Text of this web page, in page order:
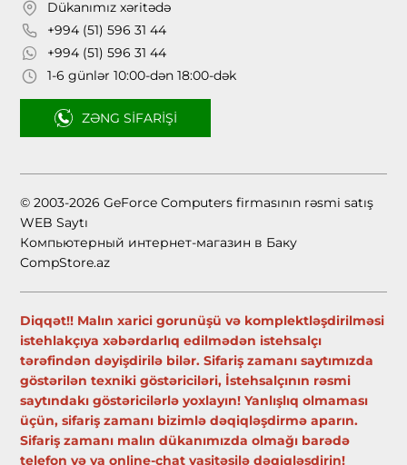
Dükanımız xəritədə
+994 (51) 596 31 44
+994 (51) 596 31 44
1-6 günlər 10:00-dən 18:00-dək
ZƏNG SIFARIŞI
© 2003-2026 GeForce Computers firmasının rəsmi satış
WEB Saytı
Компьютерный интернет-магазин в Баку
CompStore.az
Diqqət!! Malın xarici gorunüşü və komplektləşdirilməsi
istehlakçıya xəbərdarlıq edilmədən istehsalçı
tərəfindən dəyişdirilə bilər. Sifariş zamanı saytımızda
göstərilən texniki göstəriciləri, İstehsalçının rəsmi
saytındakı göstəricilərlə yoxlayın! Yanlışlıq olmaması
üçün, sifariş zamanı bizimlə dəqiqləşdirmə aparın.
Sifariş zamanı malın dükanımızda olmağı barədə
telefon və ya online-chat vasitəsilə dəqiqləşdirin!